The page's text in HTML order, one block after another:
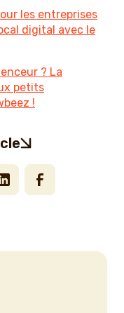
les entreprises
digital avec le
? La
petits
!